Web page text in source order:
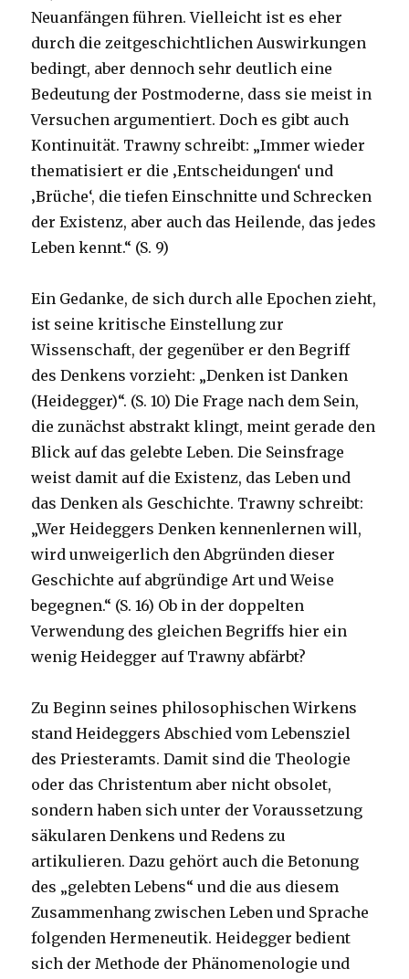
Neuanfängen führen. Vielleicht ist es eher
durch die zeitgeschichtlichen Auswirkungen
bedingt, aber dennoch sehr deutlich eine
Bedeutung der Postmoderne, dass sie meist in
Versuchen argumentiert. Doch es gibt auch
Kontinuität. Trawny schreibt: „Immer wieder
thematisiert er die ‚Entscheidungen‘ und
‚Brüche‘, die tiefen Einschnitte und Schrecken
der Existenz, aber auch das Heilende, das jedes
Leben kennt.“ (S. 9)
Ein Gedanke, de sich durch alle Epochen zieht,
ist seine kritische Einstellung zur
Wissenschaft, der gegenüber er den Begriff
des Denkens vorzieht: „Denken ist Danken
(Heidegger)“. (S. 10) Die Frage nach dem Sein,
die zunächst abstrakt klingt, meint gerade den
Blick auf das gelebte Leben. Die Seinsfrage
weist damit auf die Existenz, das Leben und
das Denken als Geschichte. Trawny schreibt:
„Wer Heideggers Denken kennenlernen will,
wird unweigerlich den Abgründen dieser
Geschichte auf abgründige Art und Weise
begegnen.“ (S. 16) Ob in der doppelten
Verwendung des gleichen Begriffs hier ein
wenig Heidegger auf Trawny abfärbt?
Zu Beginn seines philosophischen Wirkens
stand Heideggers Abschied vom Lebensziel
des Priesteramts. Damit sind die Theologie
oder das Christentum aber nicht obsolet,
sondern haben sich unter der Voraussetzung
säkularen Denkens und Redens zu
artikulieren. Dazu gehört auch die Betonung
des „gelebten Lebens“ und die aus diesem
Zusammenhang zwischen Leben und Sprache
folgenden Hermeneutik. Heidegger bedient
sich der Methode der Phänomenologie und